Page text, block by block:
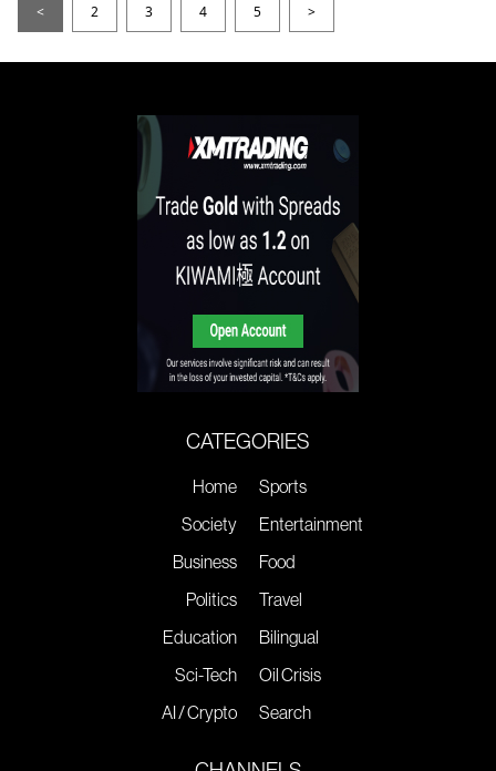
< 2 3 4 5 >
CATEGORIES
Home
Society
Business
Politics
Education
Sci-Tech
AI / Crypto
Sports
Entertainment
Food
Travel
Bilingual
Oil Crisis
Search